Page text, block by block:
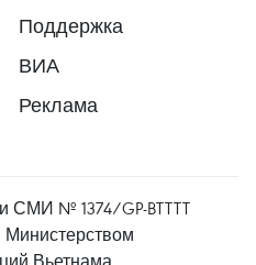
Поддержка
ВИА
Реклама
СМИ № 1374/GP-BTTTT
Министерством
Вьетнама.